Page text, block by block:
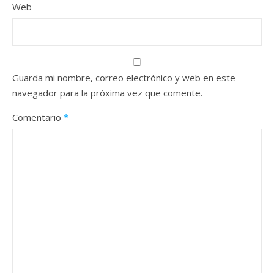
Web
Guarda mi nombre, correo electrónico y web en este
navegador para la próxima vez que comente.
Comentario *